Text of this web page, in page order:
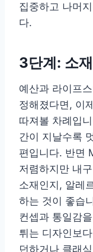
집중하고 나머
다.
3단계: 소
예산과 라이프
정해졌다면, 이
따져볼 차례입
간이 지날수록
편입니다. 반면
저렴하지만 내
소재인지, 알레
하는 것이 좋습
컨셉과 통일감
튀는 디자인보
던하거나 클래